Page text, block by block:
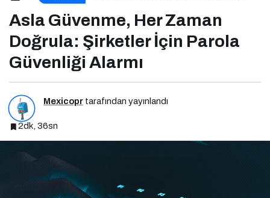
Asla Güvenme, Her Zaman
Doğrula: Şirketler İçin Parola
Güvenliği Alarmı
Mexicopr tarafından yayınlandı
2dk, 36sn